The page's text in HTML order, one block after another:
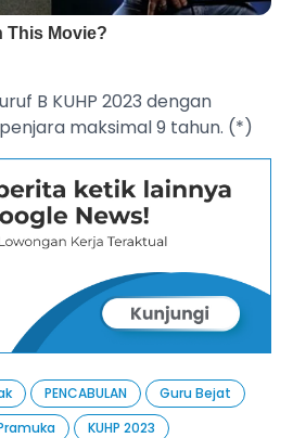
B KUHP 2023 dengan
maksimal 9 tahun. (*)
PENCABULAN
Guru Bejat
KUHP 2023